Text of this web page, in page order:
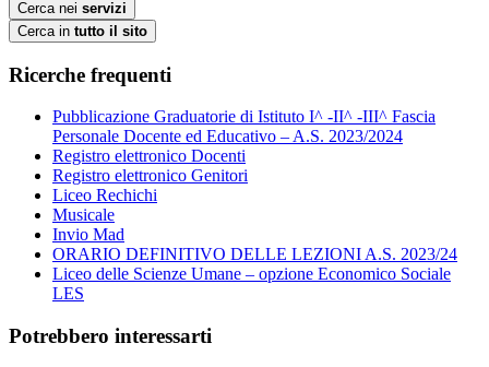
Cerca nei servizi
Cerca in tutto il sito
Ricerche frequenti
Pubblicazione Graduatorie di Istituto I^ -II^ -III^ Fascia
Personale Docente ed Educativo – A.S. 2023/2024
Registro elettronico Docenti
Registro elettronico Genitori
Liceo Rechichi
Musicale
Invio Mad
ORARIO DEFINITIVO DELLE LEZIONI A.S. 2023/24
Liceo delle Scienze Umane – opzione Economico Sociale
LES
Potrebbero interessarti